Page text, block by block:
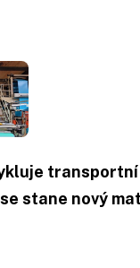
transportní
stane nový